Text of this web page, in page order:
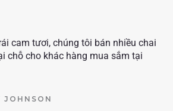
cam tươi, chúng tôi bán nhiều chai
chỗ cho khác hàng mua sắm tại
JOHNSON